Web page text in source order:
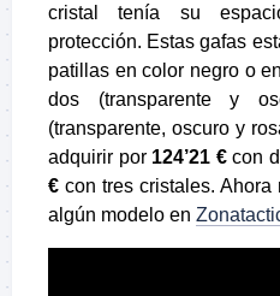
cristal tenía su
protección. Estas gafas
patillas en color negro o
dos (transparente y
(transparente, oscuro y
adquirir por 124’21 €con
€ con tres cristales.
algún modelo en